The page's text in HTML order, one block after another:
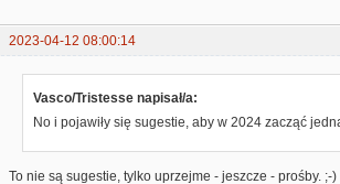
2023-04-12 08:00:14
Vasco/Tristesse napisał/a:
No i pojawiły się sugestie, aby w 2024 zacząć
To nie są sugestie, tylko uprzejme - jeszcze - prośby. ;-)